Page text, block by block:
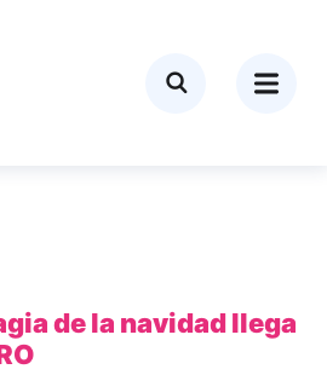
de la navidad llega